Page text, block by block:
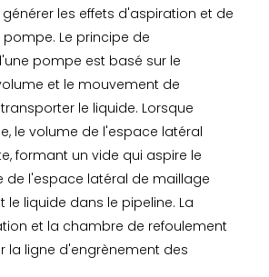
les effets d'aspiration et de
Le principe de
pompe est basé sur le
et le mouvement de
le liquide. Lorsque
le volume de l'espace latéral
formant un vide qui aspire le
de l'espace latéral de maillage
le liquide dans le pipeline. La
et la chambre de refoulement
la ligne d'engrènement des